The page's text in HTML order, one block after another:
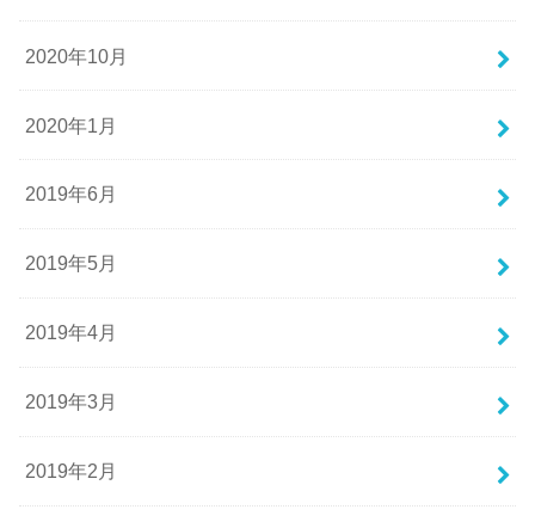
2020年10月
2020年1月
2019年6月
2019年5月
2019年4月
2019年3月
2019年2月